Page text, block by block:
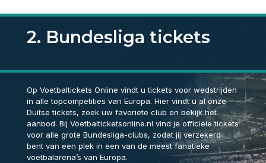
2. Bundesliga tickets
Op Voetbaltickets Online vindt u tickets voor wedstrijden
in alle topcompetities van Europa. Hier vindt u al onze
Duitse tickets, zoek uw favoriete club en bekijk het
aanbod. Bij Voetbalticketsonline.nl vind je officiële tickets
voor alle grote Bundesliga-clubs, zodat jij verzekerd
bent van een plek in een van de meest fanatieke
voetbalarena’s van Europa.